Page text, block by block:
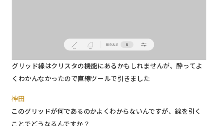
グリッド線はクリスタの機能にあるかもしれませんが、酔ってよ
くわかんなかったので直線ツールで引きました
神田
このグリッドが何であるのかよくわからないんですが、線を引く
ことでどうなるんですか？